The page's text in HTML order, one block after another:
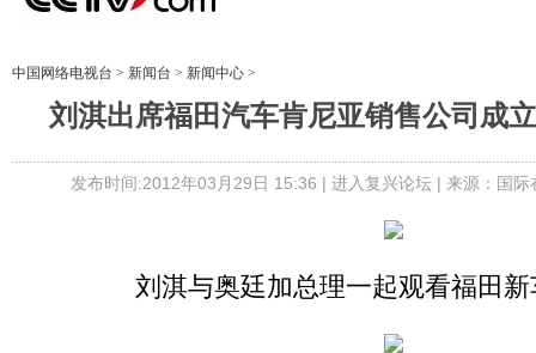
中国网络电视台 > 新闻台 > 新闻中心 >
刘淇出席福田汽车肯尼亚销售公司成
发布时间:2012年03月29日 15:36 | 进入复兴论坛| 来源：国
刘淇与奥廷加总理一起观看福田新